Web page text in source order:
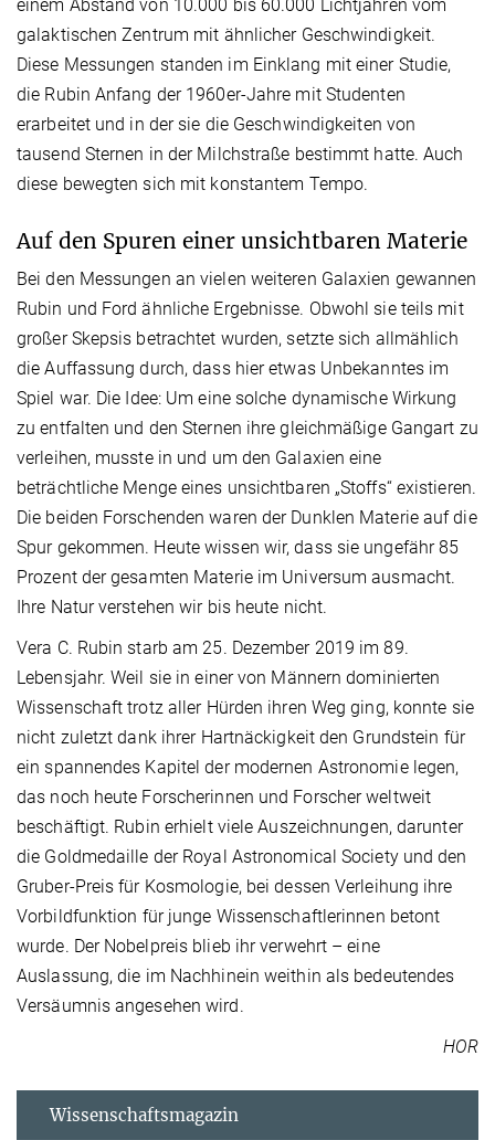
einem Abstand von 10.000 bis 60.000 Lichtjahren vom
galaktischen Zentrum mit ähnlicher Geschwindigkeit.
Diese Messungen standen im Einklang mit einer Studie,
die Rubin Anfang der 1960er-Jahre mit Studenten
erarbeitet und in der sie die Geschwindigkeiten von
tausend Sternen in der Milchstraße bestimmt hatte. Auch
diese bewegten sich mit konstantem Tempo.
Auf den Spuren einer unsichtbaren Materie
Bei den Messungen an vielen weiteren Galaxien gewannen
Rubin und Ford ähnliche Ergebnisse. Obwohl sie teils mit
großer Skepsis betrachtet wurden, setzte sich allmählich
die Auffassung durch, dass hier etwas Unbekanntes im
Spiel war. Die Idee: Um eine solche dynamische Wirkung
zu entfalten und den Sternen ihre gleichmäßige Gangart zu
verleihen, musste in und um den Galaxien eine
beträchtliche Menge eines unsichtbaren „Stoffs“ existieren.
Die beiden Forschenden waren der Dunklen Materie auf die
Spur gekommen. Heute wissen wir, dass sie ungefähr 85
Prozent der gesamten Materie im Universum ausmacht.
Ihre Natur verstehen wir bis heute nicht.
Vera C. Rubin starb am 25. Dezember 2019 im 89.
Lebensjahr. Weil sie in einer von Männern dominierten
Wissenschaft trotz aller Hürden ihren Weg ging, konnte sie
nicht zuletzt dank ihrer Hartnäckigkeit den Grundstein für
ein spannendes Kapitel der modernen Astronomie legen,
das noch heute Forscherinnen und Forscher weltweit
beschäftigt. Rubin erhielt viele Auszeichnungen, darunter
die Goldmedaille der Royal Astronomical Society und den
Gruber-Preis für Kosmologie, bei dessen Verleihung ihre
Vorbildfunktion für junge Wissenschaftlerinnen betont
wurde. Der Nobelpreis blieb ihr verwehrt – eine
Auslassung, die im Nachhinein weithin als bedeutendes
Versäumnis angesehen wird.
HOR
Wissenschaftsmagazin